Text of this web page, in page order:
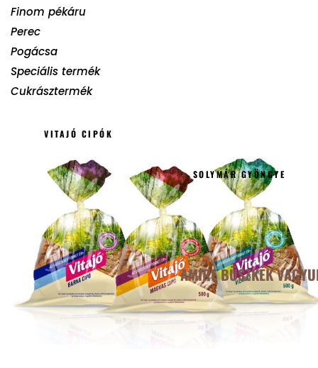
Finom pékáru
Perec
Pogácsa
Speciális termék
Cukrásztermék
VITAJÓ CIPÓK
SOLYMÁR GYÖNGYE
AMIRE BÜSZKÉK